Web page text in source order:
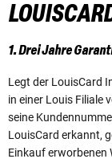
1. Drei Jahre
Legt der LouisCard
in einer Louis Filiale
seine
LouisCard erkannt,
Einkauf erworbenen